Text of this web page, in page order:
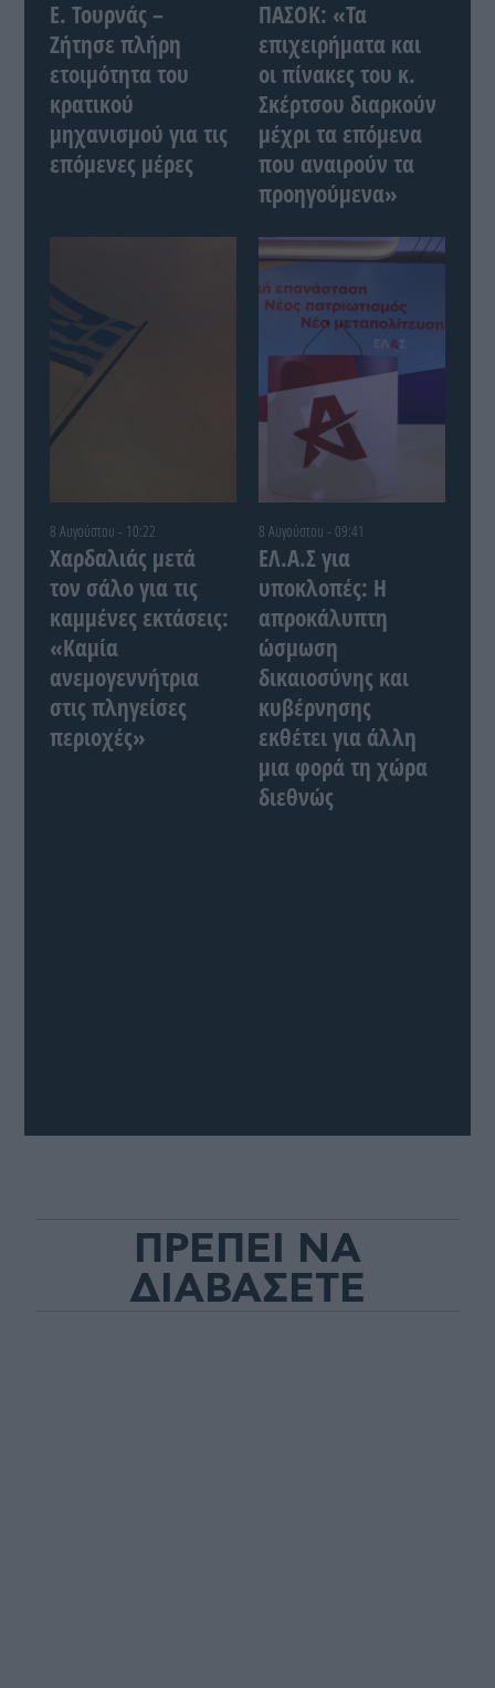
Ε. Τουρνάς –
Ζήτησε πλήρη
ετοιμότητα του
κρατικού
μηχανισμού για τις
επόμενες μέρες
ΠΑΣΟΚ: «Τα
επιχειρήματα και
οι πίνακες του κ.
Σκέρτσου διαρκούν
μέχρι τα επόμενα
που αναιρούν τα
προηγούμενα»
8 Αυγούστου - 10:22
Χαρδαλιάς μετά
τον σάλο για τις
καμμένες εκτάσεις:
«Καμία
ανεμογεννήτρια
στις πληγείσες
περιοχές»
8 Αυγούστου - 09:41
ΕΛ.Α.Σ για
υποκλοπές: Η
απροκάλυπτη
ώσμωση
δικαιοσύνης και
κυβέρνησης
εκθέτει για άλλη
μια φορά τη χώρα
διεθνώς
ΠΡΕΠΕΙ ΝΑ
ΔΙΑΒΑΣΕΤΕ